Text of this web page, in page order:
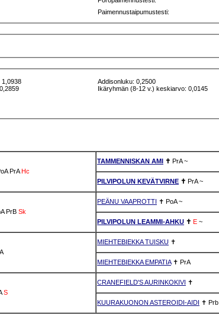
Paimennustaipumustesti:
1,0938
Addisonluku: 0,2500
Ikäryhmän (8-12 v.) keskiarvo: 0,0145
PrA Hc
TAMMENNISKAN AMI ✝ PrA ~
PILVIPOLUN KEVÄTVIRNE ✝ PrA ~
PrB Sk
PEÄNU VAAPROTTI ✝ PoA ~
PILVIPOLUN LEAMMI-AHKU ✝ E ~
MIEHTEBIEKKA TUISKU ✝
MIEHTEBIEKKA EMPATIA✝ PrA
S
CRANEFIELD'S AURINKOKIVI ✝
KUURAKUONON ASTEROIDI-AIDI ✝ Prb